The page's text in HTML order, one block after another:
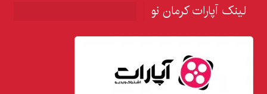
لینک آپارات کرمان نو